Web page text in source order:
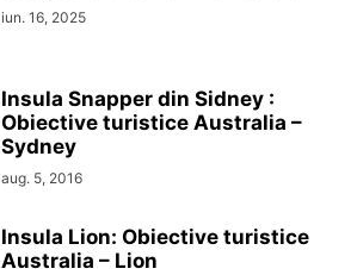
iun. 16, 2025
Insula Snapper din Sidney :
Obiective turistice Australia –
Sydney
aug. 5, 2016
Insula Lion: Obiective turistice
Australia – Lion